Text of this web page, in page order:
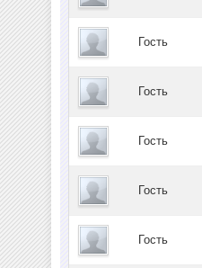
Гость
Гость
Гость
Гость
Гость